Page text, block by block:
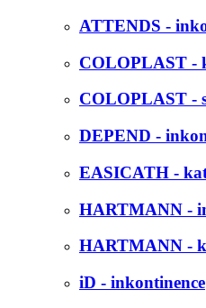
ATTENDS -
COLOPLAST -
COLOPLAST -
DEPEND -
EASICATH -
HARTMANN -
HARTMANN -
iD - inkontinence